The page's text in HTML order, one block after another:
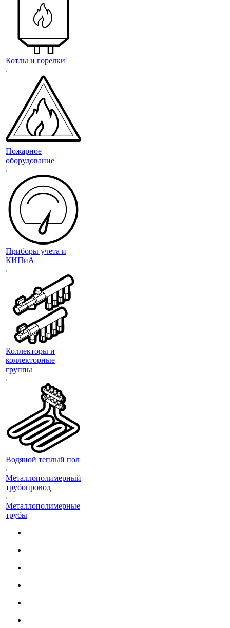
Котлы и горелки
Пожарное
оборудование
Приборы учета и
КИПиА
Коллекторы и
коллекторные
группы
Водяной теплый пол
Металлополимерный
трубопровод
Металлополимерные
трубы